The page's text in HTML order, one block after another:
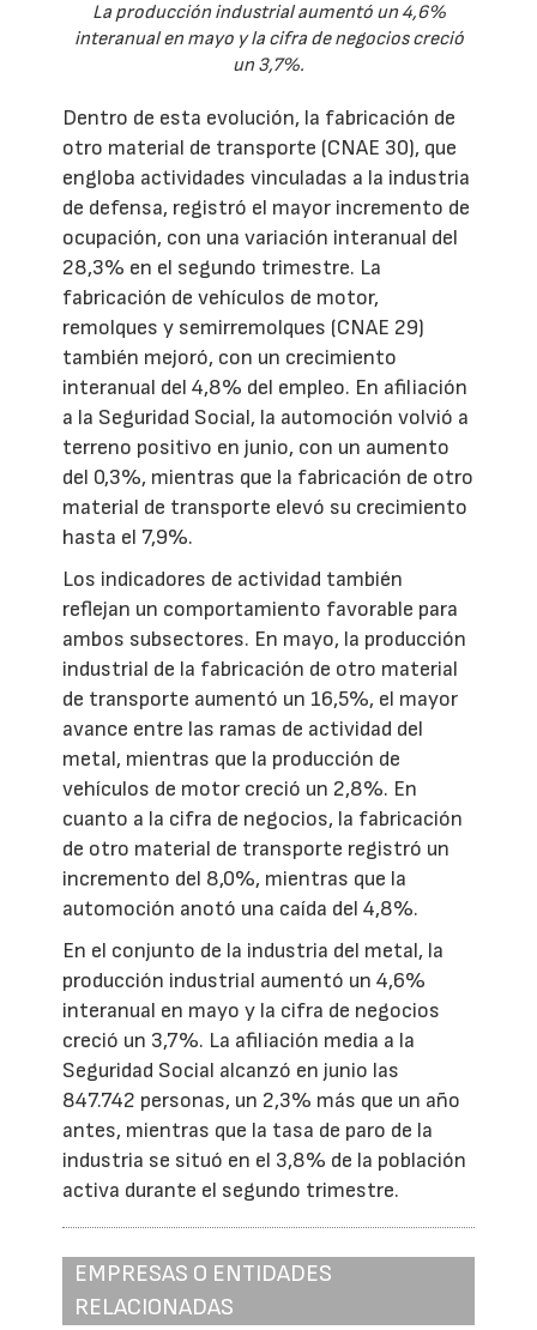
La producción industrial aumentó un 4,6%
interanual en mayo y la cifra de negocios creció
un 3,7%.
Dentro de esta evolución, la fabricación de
otro material de transporte (CNAE 30), que
engloba actividades vinculadas a la industria
de defensa, registró el mayor incremento de
ocupación, con una variación interanual del
28,3% en el segundo trimestre. La
fabricación de vehículos de motor,
remolques y semirremolques (CNAE 29)
también mejoró, con un crecimiento
interanual del 4,8% del empleo. En afiliación
a la Seguridad Social, la automoción volvió a
terreno positivo en junio, con un aumento
del 0,3%, mientras que la fabricación de otro
material de transporte elevó su crecimiento
hasta el 7,9%.
Los indicadores de actividad también
reflejan un comportamiento favorable para
ambos subsectores. En mayo, la producción
industrial de la fabricación de otro material
de transporte aumentó un 16,5%, el mayor
avance entre las ramas de actividad del
metal, mientras que la producción de
vehículos de motor creció un 2,8%. En
cuanto a la cifra de negocios, la fabricación
de otro material de transporte registró un
incremento del 8,0%, mientras que la
automoción anotó una caída del 4,8%.
En el conjunto de la industria del metal, la
producción industrial aumentó un 4,6%
interanual en mayo y la cifra de negocios
creció un 3,7%. La afiliación media a la
Seguridad Social alcanzó en junio las
847.742 personas, un 2,3% más que un año
antes, mientras que la tasa de paro de la
industria se situó en el 3,8% de la población
activa durante el segundo trimestre.
EMPRESAS O ENTIDADES
RELACIONADAS